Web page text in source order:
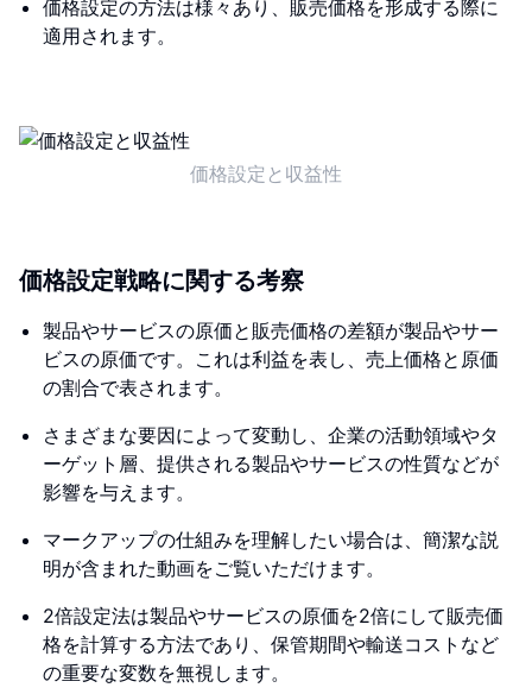
価格設定の方法は様々あり、販売価格を形成する際に
適用されます。
価格設定と収益性
価格設定戦略に関する考察
製品やサービスの原価と販売価格の差額が製品やサー
ビスの原価です。これは利益を表し、売上価格と原価
の割合で表されます。
さまざまな要因によって変動し、企業の活動領域やタ
ーゲット層、提供される製品やサービスの性質などが
影響を与えます。
マークアップの仕組みを理解したい場合は、簡潔な説
明が含まれた動画をご覧いただけます。
2倍設定法は製品やサービスの原価を2倍にして販売価
格を計算する方法であり、保管期間や輸送コストなど
の重要な変数を無視します。